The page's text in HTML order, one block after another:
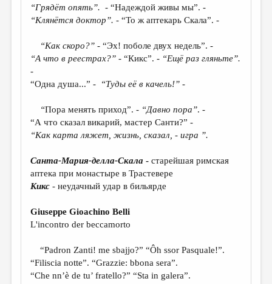
ЭССЕИСТИКА
КУЛЬТУРОВЕДЕНИЕ
ПУБЛИЦИСТИКА
ЦИКЛЫ ПУБЛИКАЦИЙ
ТРЕДИАКОВСКИЙ
МЕДИА
ВКОНТАКТЕ
“Грядёт опять”. - “Надеждой живы мы”. -
“Клянётся доктор”. - “То ж аптекарь Скала”. -
“Как скоро?” - “Эх! поболе двух недель”. -
“А что в реестрах?” - “Кикс”. - “Ещё раз гляньте”.
-
“Одна душа...” - “Туды её в качель!” -
“Пора менять приход”. - “Давно пора”. -
“А что сказал викарий, мастер Санти?” -
“Как карта ляжет, жизнь, сказал, - игра ”.
Санта-Мария-делла-Скала -старейшая римская
аптека при монастыре в Трастевере
Кикс - неудачный удар в бильярде
Giuseppe Gioachino Belli
L'incontro der beccamorto
“Padron Zanti! me sbajjo?” “Ôh ssor Pasquale!”.
“Filiscia notte”. “Grazzie: bbona sera”.
“Che nn’è de tu’ fratello?” “Sta in galera”.